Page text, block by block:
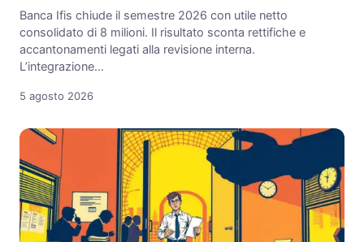
Banca Ifis chiude il semestre 2026 con utile netto
consolidato di 8 milioni. Il risultato sconta rettifiche e
accantonamenti legati alla revisione interna.
L’integrazione…
5 agosto 2026